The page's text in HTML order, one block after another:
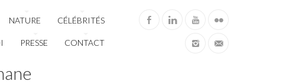
NATURE CÉLÉBRITÉS
PRESSE CONTACT